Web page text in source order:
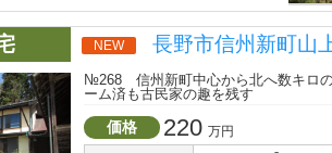
NEW 長野市信州新町山
№268 信州新町中心から北へ数キロ
ーム済も古民家の趣を残す
価格 220 万円